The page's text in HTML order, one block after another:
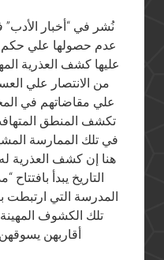
عدم حصولها علي حكم
عليها كشف العذرية
من الانتصار علي
علي مقاضاتهم في
تكشف المنطق
في تلك الممارسة
هنا إن كشف العذرية
المدرسة التي ارتبطت
تلك الكشوف
أقاربهن